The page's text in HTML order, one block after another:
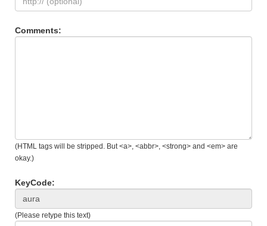
Comments:
(HTML tags will be stripped. But <a>, <abbr>, <strong> and <em> are
okay.)
KeyCode:
(Please retype this text)